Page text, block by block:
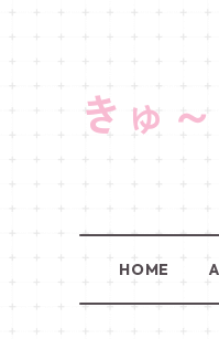
きゅ
HOME